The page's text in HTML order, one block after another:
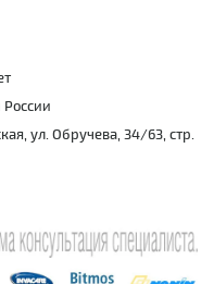
ул. Обручева, 34/63, стр.